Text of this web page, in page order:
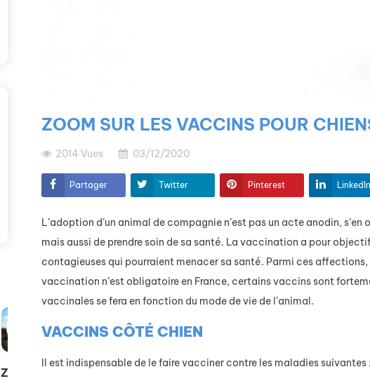
Comportement
Zylkene® :
Éducation et
Comportement
Focus
animal
Quelles
Conseil
ZOOM SUR LES VACCINS POUR
2014 Vues 03/12/2020
Partager Twitter Pinterest LinkedIn
L’adoption d’un animal de compagnie n’est pas un acte anodin,
mais aussi de prendre soin de sa santé. La vaccination a pour
contagieuses qui pourraient menacer sa santé. Parmi ces
vaccination n’est obligatoire en France, certains vaccins sont
vaccinales se fera en fonction du mode de vie de l’animal.
VACCINS CÔTÉ CHIEN
Il est indispensable de le faire vacciner contre les maladies suivantes :